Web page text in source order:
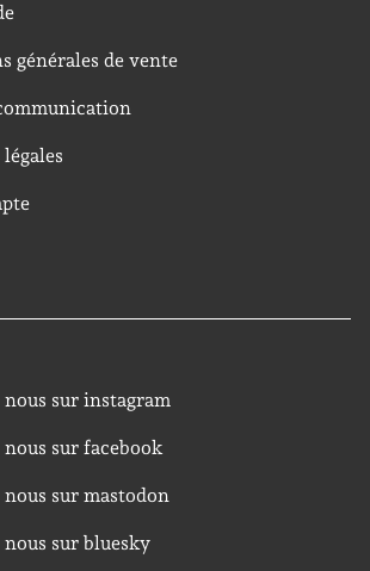
générales de vente
nous sur instagram
nous sur facebook
nous sur mastodon
nous sur bluesky